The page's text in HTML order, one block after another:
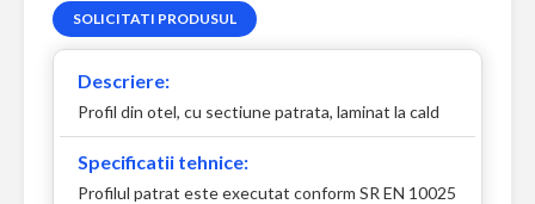
SOLICITATI PRODUSUL
Descriere:
Profil din otel, cu sectiune patrata, laminat la cald
Specificatii tehnice:
Profilul patrat este executat conform SR EN 10025